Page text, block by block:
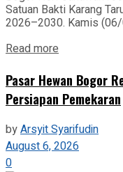
Satuan Bakti Karang
2026–2030. Kamis
Read more
Pasar Hewan Bogor
Persiapan Pemekaran
byArsyit Syarifudin
August 6, 2026
0